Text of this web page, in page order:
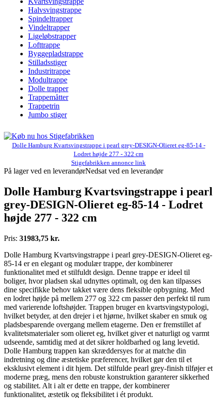
Halvsvingstrappe
Spindeltrapper
Vindeltrapper
Ligeløbstrapper
Lofttrappe
Byggepladstrappe
Stilladsstiger
Industritrappe
Modultrappe
Dolle trapper
Trappemåtter
Trappetrin
Jumbo stiger
Dolle Hamburg Kvartsvingstrappe i pearl grey-DESIGN-Olieret eg-85-14 -
Lodret højde 277 - 322 cm
Stigefabrikken annonce link
På lager ved en leverandørNedsat ved en leverandør
Dolle Hamburg Kvartsvingstrappe i pearl
grey-DESIGN-Olieret eg-85-14 - Lodret
højde 277 - 322 cm
Pris: 31983,75 kr.
Dolle Hamburg Kvartsvingstrappe i pearl grey-DESIGN-Olieret eg-
85-14 er en elegant og modulær trappe, der kombinerer
funktionalitet med et stilfuldt design. Denne trappe er ideel til
boliger, hvor pladsen skal udnyttes optimalt, og den kan tilpasses
dine specifikke behov takket være dens fleksible opbygning. Med
en lodret højde på mellem 277 og 322 cm passer den perfekt til rum
med varierende loftshøjder. Trappen bruger en kvartsvingstypologi,
hvilket betyder, at den drejer i et hjørne, hvilket skaber en smuk og
pladsbesparende overgang mellem etagerne. Den er fremstillet af
kvalitetsmaterialer som olieret eg, hvilket giver et naturligt og varmt
udseende, samtidig med at det sikrer holdbarhed og lang levetid.
Dolle Hamburg trappen kan skræddersyes for at matche din
indretning og dine æstetiske præferencer, hvilket gør den til et
eksklusivt element i dit hjem. Det stilfulde pearl grey-finish tilføjer et
moderne præg, mens den robuste konstruktion garanterer sikkerhed
og stabilitet. Alt i alt er dette en trappe, der kombinerer
funktionalitet, æstetik og fleksibilitet i ét produkt.